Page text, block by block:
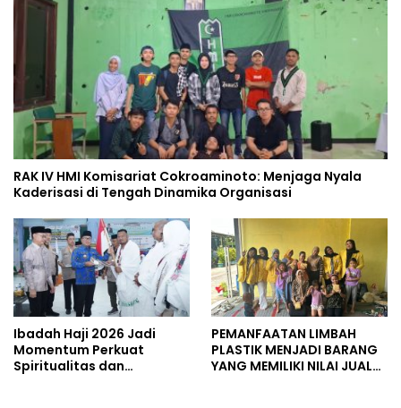
RAK IV HMI Komisariat Cokroaminoto: Menjaga Nyala
Kaderisasi di Tengah Dinamika Organisasi
Ibadah Haji 2026 Jadi
Momentum Perkuat
Spiritualitas dan
PEMANFAATAN LIMBAH
PLASTIK MENJADI BARANG
YANG MEMILIKI NILAI JUAL